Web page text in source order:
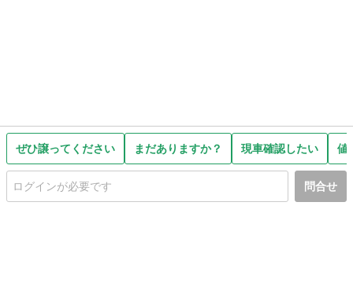
ぜひ譲ってください まだありますか？ 現車確認したい 値
問合せ